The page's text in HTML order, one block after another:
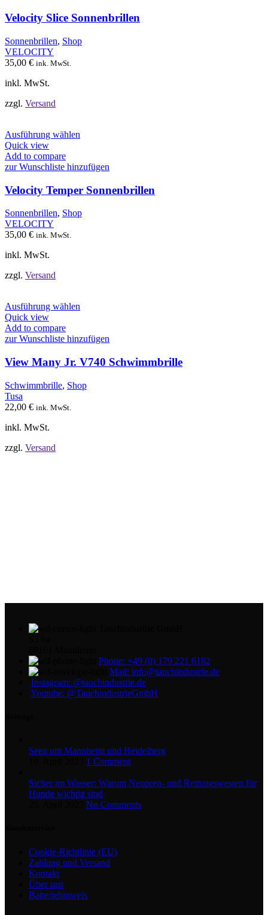
auf.
Optionen
können
Velocity Slice Sonnenbrillen
Sonnenbrillen, Shop
VELOCITY
35,00 € ink. MwSt.
inkl. MwSt.
zzgl. Versand
Ausführung wählen
mehrere
auf.
Die
Optionen
können
Quick view
Add to compare
zur Wunschliste hinzufügen
Velocity Temper Sonnenbrillen
Sonnenbrillen, Shop
VELOCITY
35,00 € ink. MwSt.
inkl. MwSt.
zzgl. Versand
Ausführung wählen
mehrere
auf.
Optionen
können
Quick view
Add to compare
zur Wunschliste hinzufügen
View Many Jr. V740 Schwimmbrille
Schwimmbrille, Shop
Tusa
22,00 € ink. MwSt.
inkl. MwSt.
zzgl. Versand
Phone: +49 (0) 179 221 6182
Mail: info@tauchindustrie.de
Instagram: @tauchindustrie.de
Youtube: @TauchindustrieGmbH
Seen um Mannheim und Heidelberg
1 Comment
Sicher im Wasser: Warum Neopren- und Rettungswesten für
Hunde wichtig sind
No Comments
Cookie-Richtlinie (EU)
Zahlung und Versand
Kontakt
Über uns
Batteriehinweis